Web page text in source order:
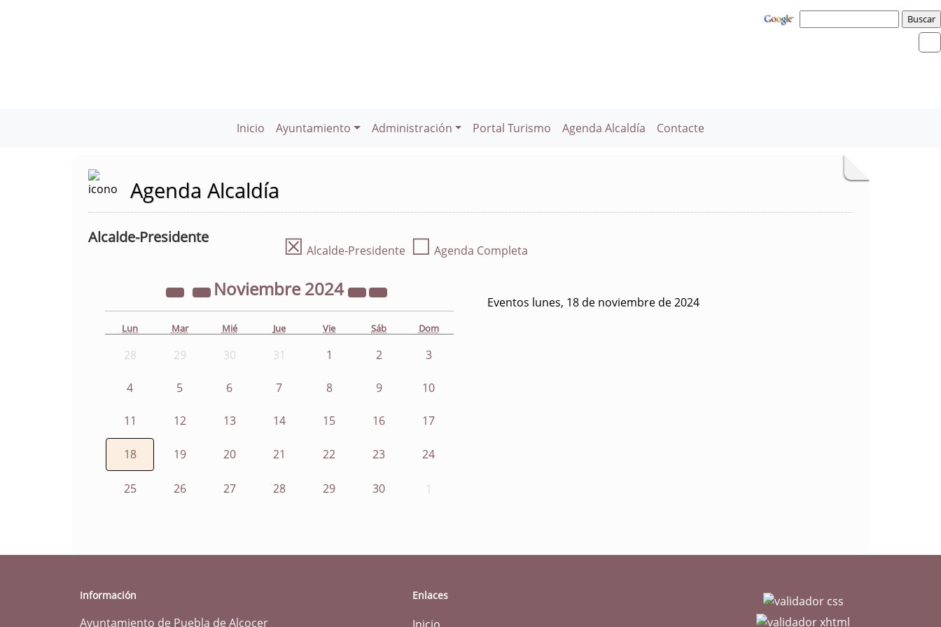
Inicio Ayuntamiento Administración Portal Turismo Agenda Alcaldía Contacte
Agenda Alcaldía
Alcalde-Presidente ☒ Alcalde-Presidente ☐ Agenda Completa
Noviembre2024
Lun Mar Mié Jue Vie Sáb Dom
28 29 30 31 1 2 3
4 5 6 7 8 9 10
11 12 13 14 15 16 17
18 19 20 21 22 23 24
25 26 27 28 29 30 1
Eventos lunes, 18 de noviembre de 2024
Información
Ayuntamiento de Puebla de Alcocer
Enlaces